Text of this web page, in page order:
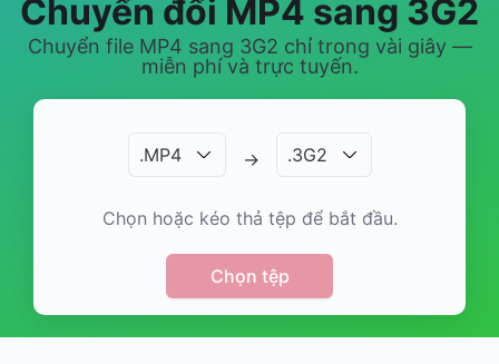
Chuyển đổi MP4 sang 3G2
Chuyển file MP4 sang 3G2 chỉ trong vài giây —
miễn phí và trực tuyến.
.MP4 → .3G2
Chọn hoặc kéo thả tệp để bắt đầu.
Chọn tệp